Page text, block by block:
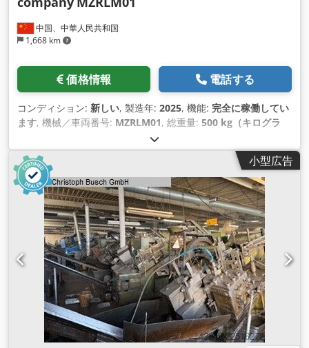
中国、中華人民共和国
1,668 km
価格情報 電話する
コンディション: 新しい, 製造年: 2025, 機能: 完全に稼働してい
ます, 機械／車両番号: MZRLM01, 総重量: 500 kg（キログラ
800 mm
スペース要件 長さ:2,000 mm, 必要幅:1,000 mm, 必要高さ:
2,000 mm
, 燃料の種類:電気,
装備: CEマーキング,
小型広告